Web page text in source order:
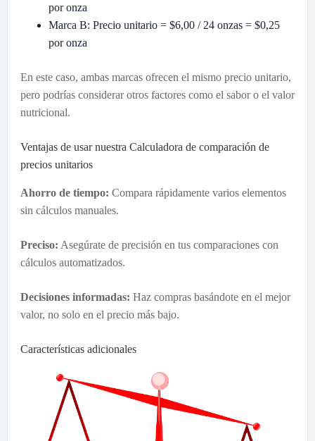
por onza
Marca B: Precio unitario = $6,00 / 24 onzas = $0,25
por onza
En este caso, ambas marcas ofrecen el mismo precio unitario,
pero podrías considerar otros factores como el sabor o el valor
nutricional.
Ventajas de usar nuestra Calculadora de comparación de
precios unitarios
Ahorro de tiempo: Compara rápidamente varios elementos
sin cálculos manuales.
Preciso: Asegúrate de precisión en tus comparaciones con
cálculos automatizados.
Decisiones informadas: Haz compras basándote en el mejor
valor, no solo en el precio más bajo.
Características adicionales